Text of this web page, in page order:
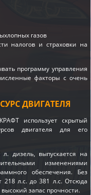
газов
налогов и страховки на
программу управления
факторы с очень
ДВИГАТЕЛЯ
использует скрытый
двигателя для его
дизель, выпускается на
изменениями
обеспечения. Без
л.с. до 381 л.с. Отсюда
запас прочности.